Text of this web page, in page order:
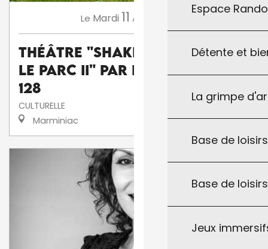
Espace
Détente et
La grimpe
Base de
Base de
Jeux
Le Mardi 11 Août
Théâtre "Shakespeare dans
le parc II" par la Cie Carré
128
CULTURELLE
Marminiac